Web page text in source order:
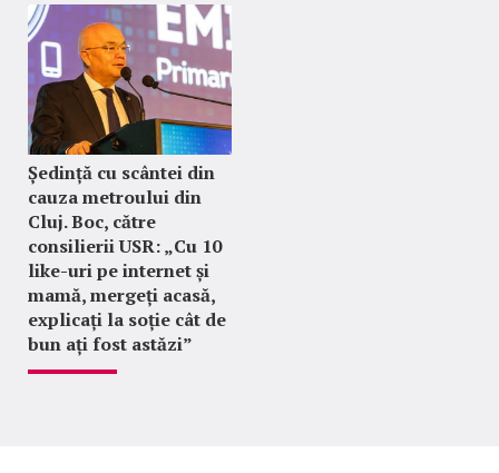
Ședință cu scântei din
cauza metroului din
Cluj. Boc, către
consilierii USR: „Cu 10
like-uri pe internet și
mamă, mergeți acasă,
explicați la soție cât de
bun ați fost astăzi”